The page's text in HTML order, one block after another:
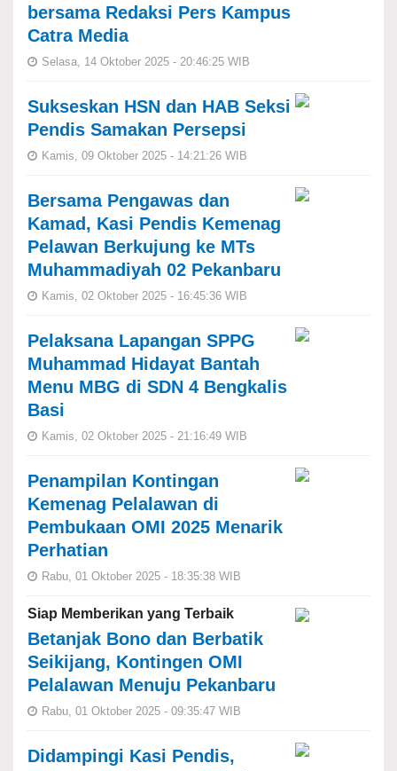
bersama Redaksi Pers Kampus
Catra Media
Selasa, 14 Oktober 2025 - 20:46:25 WIB
Sukseskan HSN dan HAB Seksi
Pendis Samakan Persepsi
Kamis, 09 Oktober 2025 - 14:21:26 WIB
Bersama Pengawas dan
Kamad, Kasi Pendis Kemenag
Pelawan Berkujung ke MTs
Muhammadiyah 02 Pekanbaru
Kamis, 02 Oktober 2025 - 16:45:36 WIB
Pelaksana Lapangan SPPG
Muhammad Hidayat Bantah
Menu MBG di SDN 4 Bengkalis
Basi
Kamis, 02 Oktober 2025 - 21:16:49 WIB
Penampilan Kontingan
Kemenag Pelalawan di
Pembukaan OMI 2025 Menarik
Perhatian
Rabu, 01 Oktober 2025 - 18:35:38 WIB
Siap Memberikan yang Terbaik
Betanjak Bono dan Berbatik
Seikijang, Kontingen OMI
Pelalawan Menuju Pekanbaru
Rabu, 01 Oktober 2025 - 09:35:47 WIB
Didampingi Kasi Pendis,